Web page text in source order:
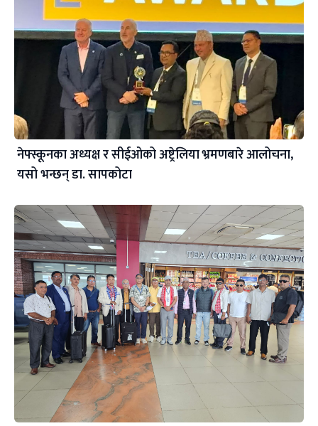
नेफ्स्कूनका अध्यक्ष र सीईओको अष्ट्रेलिया भ्रमणबारे आलोचना,
यसो भन्छन् डा‍. सापकोटा